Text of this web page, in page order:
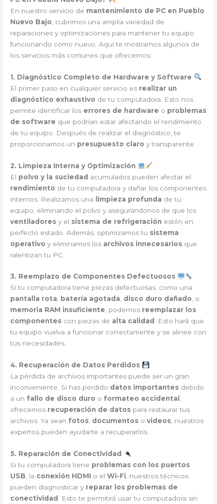
En nuestro servicio de mantenimiento de PC en Pueblo
Nuevo Bajo , cubrimos una amplia variedad de
reparaciones y optimizaciones para mantener tu equipo
funcionando como nuevo. Aquí te mostramos algunos de
los servicios más comunes que ofrecemos:
1. Diagnóstico Completo de Hardware y Software
El primer paso en cualquier servicio es realizar un
diagnóstico exhaustivo de tu computadora. Esto nos
permite identificar los errores de hardware o problemas
de software que podrían estar afectando el rendimiento
de tu equipo. Después de realizar el diagnóstico, te
proporcionamos un presupuesto claro y transparente.
2. Limpieza Interna y Optimización
El polvo y la suciedad acumulados pueden afectar el
rendimiento de tu computadora y dañar los componentes
internos. Realizamos una limpieza profunda de tu
equipo, eliminando el polvo y asegurándonos de que los
ventiladores y el sistema de refrigeración estén en
perfecto estado. Además, optimizamos tu sistema
operativo y eliminamos los archivos innecesarios que
ralentizan tu PC.
3. Reemplazo de Componentes Defectuosos
Si tu computadora tiene piezas defectuosas, como una
pantalla rota, batería agotada, disco duro dañado, o
memoria RAM insuficiente, podemos reemplazar los
componentes con piezas de alta calidad . Esto hará que
tu equipo vuelva a funcionar correctamente y se alinee con
tus necesidades.
4. Recuperación de Datos Perdidos
La pérdida de archivos importantes puede ser un gran
inconveniente. Si has perdido datos importantes debido
a un fallo de disco duro o formateo accidental ,
ofrecemos recuperación de datos para restaurar tus
archivos. Ya sean fotos, documentos ovideos, nuestros
expertos pueden ayudarte a recuperarlos.
5. Reparación de Conectividad
Si tu computadora tiene problemas con los puertos
USB , la conexión HDMI o elWi-Fi , nuestros técnicos
pueden diagnosticar y reparar los problemas de
conectividad
. Esto te permitirá usar tu computadora sin